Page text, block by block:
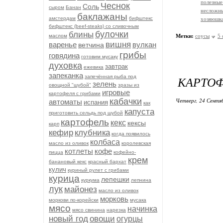
сыром Банан Соль Чеснок
амстердам баклажаны бифштекс
бифштекс (beef-stеаks) со сливочным
маслом блины булочки
варенье ветчина вишня вулкан
говядина готовим мусаку грибы
духовка ежевика завтрак
запеканка запечённая рыба под
овощной "шубой" зелень зразы из
картофеля с грибами игровые
автоматы испания кабачки как
приготовить сельдь под шубой капуста
карп картофель кекс кексы
кефир клубника когда появилось
масло из оливок колбаса королевская
пицца котлеты кофе кофейно-
банановый кекс красный бархат крем
кулич куриный рулет с грибами
курица куркума лепешки лепнина
лук майонез масло из оливок
моркови по-корейски морковь мусака
мясо мясо свинина нарезка начинка
новый годовощи огурцы
Метки: соусы 5
Четверг, 24